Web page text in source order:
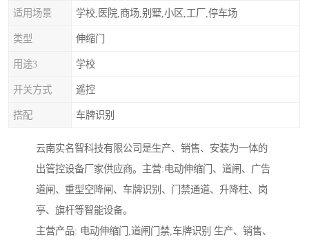
适用场景 学校,医院,商场,别墅,小区,工厂,停车场
类型 伸缩门
用途3 学校
开关方式 遥控
搭配 车牌识别
云南实名智科技有限公司是生产、销售、安装为一体的
出管控设备厂家供应商。主营:电动伸缩门、道闸、广告
道闸、重型空降闸、车牌识别、门禁通道、升降柱、岗
亭、旗杆等智能设备。
主营产品: 电动伸缩门,道闸门禁,车牌识别 生产、销售、